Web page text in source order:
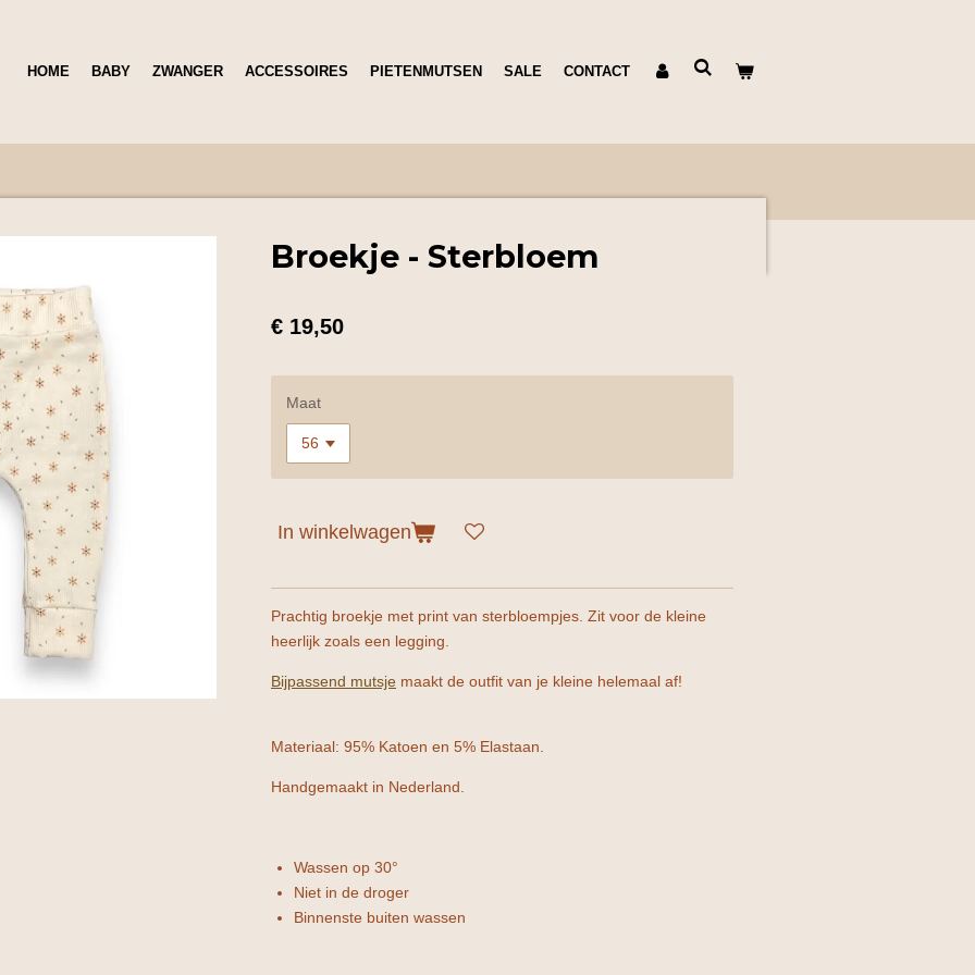
HOME BABY ZWANGER ACCESSOIRES PIETENMUTSEN SALE CONTACT
Broekje - Sterbloem
€ 19,50
Maat
In winkelwagen
Prachtig broekje met print van sterbloempjes. Zit voor de kleine
heerlijk zoals een legging.
Bijpassend mutsje maakt de outfit van je kleine helemaal af!
Materiaal: 95% Katoen en 5% Elastaan.
Handgemaakt in Nederland.
Wassen op 30°
Niet in de droger
Binnenste buiten wassen